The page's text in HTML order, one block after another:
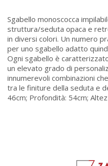
Sgabello monoscocca
struttura/seduta opaca e
in diversi colori. Un numero
per uno sgabello adatto
Ogni sgabello è
un elevato grado di
innumerevoli combinazioni
tra le finiture della seduta e
46cm; Profondità: 54cm;